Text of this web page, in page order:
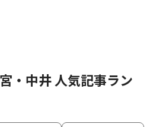
・中井 人気記事ラン